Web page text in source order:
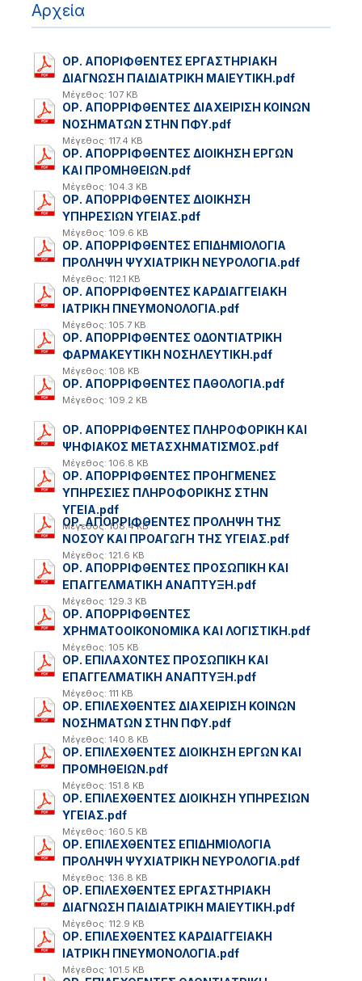
Αρχεία
ΟΡ. ΑΠΟΡΙΦΘΕΝΤΕΣ ΕΡΓΑΣΤΗΡΙΑΚΗ
ΔΙΑΓΝΩΣΗ ΠΑΙΔΙΑΤΡΙΚΗ ΜΑΙΕΥΤΙΚΗ.pdf
Μέγεθος: 107 KB
ΟΡ. ΑΠΟΡΡΙΦΘΕΝΤΕΣ ΔΙΑΧΕΙΡΙΣΗ ΚΟΙΝΩΝ
ΝΟΣΗΜΑΤΩΝ ΣΤΗΝ ΠΦΥ.pdf
Μέγεθος: 117.4 KB
ΟΡ. ΑΠΟΡΡΙΦΘΕΝΤΕΣ ΔΙΟΙΚΗΣΗ ΕΡΓΩΝ
ΚΑΙ ΠΡΟΜΗΘΕΙΩΝ.pdf
Μέγεθος: 104.3 KB
ΟΡ. ΑΠΟΡΡΙΦΘΕΝΤΕΣ ΔΙΟΙΚΗΣΗ
ΥΠΗΡΕΣΙΩΝ ΥΓΕΙΑΣ.pdf
Μέγεθος: 109.6 KB
ΟΡ. ΑΠΟΡΡΙΦΘΕΝΤΕΣ ΕΠΙΔΗΜΙΟΛΟΓΙΑ
ΠΡΟΛΗΨΗ ΨΥΧΙΑΤΡΙΚΗ ΝΕΥΡΟΛΟΓΙΑ.pdf
Μέγεθος: 112.1 KB
ΟΡ. ΑΠΟΡΡΙΦΘΕΝΤΕΣ ΚΑΡΔΙΑΓΓΕΙΑΚΗ
ΙΑΤΡΙΚΗ ΠΝΕΥΜΟΝΟΛΟΓΙΑ.pdf
Μέγεθος: 105.7 KB
ΟΡ. ΑΠΟΡΡΙΦΘΕΝΤΕΣ ΟΔΟΝΤΙΑΤΡΙΚΗ
ΦΑΡΜΑΚΕΥΤΙΚΗ ΝΟΣΗΛΕΥΤΙΚΗ.pdf
Μέγεθος: 108 KB
ΟΡ. ΑΠΟΡΡΙΦΘΕΝΤΕΣ ΠΑΘΟΛΟΓΙΑ.pdf
Μέγεθος: 109.2 KB
ΟΡ. ΑΠΟΡΡΙΦΘΕΝΤΕΣ ΠΛΗΡΟΦΟΡΙΚΗ ΚΑΙ
ΨΗΦΙΑΚΟΣ ΜΕΤΑΣΧΗΜΑΤΙΣΜΟΣ.pdf
Μέγεθος: 106.8 KB
ΟΡ. ΑΠΟΡΡΙΦΘΕΝΤΕΣ ΠΡΟΗΓΜΕΝΕΣ
ΥΠΗΡΕΣΙΕΣ ΠΛΗΡΟΦΟΡΙΚΗΣ ΣΤΗΝ
ΥΓΕΙΑ.pdf
Μέγεθος: 108.4 KB
ΟΡ. ΑΠΟΡΡΙΦΘΕΝΤΕΣ ΠΡΟΛΗΨΗ ΤΗΣ
ΝΟΣΟΥ ΚΑΙ ΠΡΟΑΓΩΓΗ ΤΗΣ ΥΓΕΙΑΣ.pdf
Μέγεθος: 121.6 KB
ΟΡ. ΑΠΟΡΡΙΦΘΕΝΤΕΣ ΠΡΟΣΩΠΙΚΗ ΚΑΙ
ΕΠΑΓΓΕΛΜΑΤΙΚΗ ΑΝΑΠΤΥΞΗ.pdf
Μέγεθος: 129.3 KB
ΟΡ. ΑΠΟΡΡΙΦΘΕΝΤΕΣ
ΧΡΗΜΑΤΟΟΙΚΟΝΟΜΙΚΑ ΚΑΙ ΛΟΓΙΣΤΙΚΗ.pdf
Μέγεθος: 105 KB
ΟΡ. ΕΠΙΛΑΧΟΝΤΕΣ ΠΡΟΣΩΠΙΚΗ ΚΑΙ
ΕΠΑΓΓΕΛΜΑΤΙΚΗ ΑΝΑΠΤΥΞΗ.pdf
Μέγεθος: 111 KB
ΟΡ. ΕΠΙΛΕΧΘΕΝΤΕΣ ΔΙΑΧΕΙΡΙΣΗ ΚΟΙΝΩΝ
ΝΟΣΗΜΑΤΩΝ ΣΤΗΝ ΠΦΥ.pdf
Μέγεθος: 140.8 KB
ΟΡ. ΕΠΙΛΕΧΘΕΝΤΕΣ ΔΙΟΙΚΗΣΗ ΕΡΓΩΝ ΚΑΙ
ΠΡΟΜΗΘΕΙΩΝ.pdf
Μέγεθος: 151.8 KB
ΟΡ. ΕΠΙΛΕΧΘΕΝΤΕΣ ΔΙΟΙΚΗΣΗ ΥΠΗΡΕΣΙΩΝ
ΥΓΕΙΑΣ.pdf
Μέγεθος: 160.5 KB
ΟΡ. ΕΠΙΛΕΧΘΕΝΤΕΣ ΕΠΙΔΗΜΙΟΛΟΓΙΑ
ΠΡΟΛΗΨΗ ΨΥΧΙΑΤΡΙΚΗ ΝΕΥΡΟΛΟΓΙΑ.pdf
Μέγεθος: 136.8 KB
ΟΡ. ΕΠΙΛΕΧΘΕΝΤΕΣ ΕΡΓΑΣΤΗΡΙΑΚΗ
ΔΙΑΓΝΩΣΗ ΠΑΙΔΙΑΤΡΙΚΗ ΜΑΙΕΥΤΙΚΗ.pdf
Μέγεθος: 112.9 KB
ΟΡ. ΕΠΙΛΕΧΘΕΝΤΕΣ ΚΑΡΔΙΑΓΓΕΙΑΚΗ
ΙΑΤΡΙΚΗ ΠΝΕΥΜΟΝΟΛΟΓΙΑ.pdf
Μέγεθος: 101.5 KB